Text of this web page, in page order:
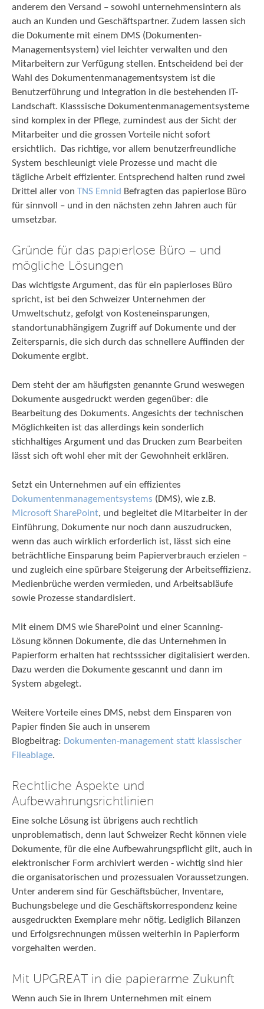
anderem den Versand – sowohl unternehmensintern als
auch an Kunden und Geschäftspartner. Zudem lassen sich
die Dokumente mit einem DMS (Dokumenten-
Managementsystem) viel leichter verwalten und den
Mitarbeitern zur Verfügung stellen. Entscheidend bei der
Wahl des Dokumentenmanagementsystem ist die
Benutzerführung und Integration in die bestehenden IT-
Landschaft. Klasssische Dokumentenmanagementsysteme
sind komplex in der Pflege, zumindest aus der Sicht der
Mitarbeiter und die grossen Vorteile nicht sofort
ersichtlich. Das richtige, vor allem benutzerfreundliche
System beschleunigt viele Prozesse und macht die
tägliche Arbeit effizienter. Entsprechend halten rund zwei
Drittel aller von TNS Emnid Befragten das papierlose Büro
für sinnvoll – und in den nächsten zehn Jahren auch für
umsetzbar.
Gründe für das papierlose Büro – und
mögliche Lösungen
Das wichtigste Argument, das für ein papierloses Büro
spricht, ist bei den Schweizer Unternehmen der
Umweltschutz, gefolgt von Kosteneinsparungen,
standortunabhängigem Zugriff auf Dokumente und der
Zeitersparnis, die sich durch das schnellere Auffinden der
Dokumente ergibt.
Dem steht der am häufigsten genannte Grund weswegen
Dokumente ausgedruckt werden gegenüber: die
Bearbeitung des Dokuments. Angesichts der technischen
Möglichkeiten ist das allerdings kein sonderlich
stichhaltiges Argument und das Drucken zum Bearbeiten
lässt sich oft wohl eher mit der Gewohnheit erklären.
Setzt ein Unternehmen auf ein effizientes
Dokumentenmanagementsystems (DMS), wie z.B.
Microsoft SharePoint, und begleitet die Mitarbeiter in der
Einführung, Dokumente nur noch dann auszudrucken,
wenn das auch wirklich erforderlich ist, lässt sich eine
beträchtliche Einsparung beim Papierverbrauch erzielen –
und zugleich eine spürbare Steigerung der Arbeitseffizienz.
Medienbrüche werden vermieden, und Arbeitsabläufe
sowie Prozesse standardisiert.
Mit einem DMS wie SharePoint und einer Scanning-
Lösung können Dokumente, die das Unternehmen in
Papierform erhalten hat rechtsssicher digitalisiert werden.
Dazu werden die Dokumente gescannt und dann im
System abgelegt.
Weitere Vorteile eines DMS, nebst dem Einsparen von
Papier finden Sie auch in unserem
Blogbeitrag: Dokumenten-management statt klassischer
Fileablage.
Rechtliche Aspekte und
Aufbewahrungsrichtlinien
Eine solche Lösung ist übrigens auch rechtlich
unproblematisch, denn laut Schweizer Recht können viele
Dokumente, für die eine Aufbewahrungspflicht gilt, auch in
elektronischer Form archiviert werden - wichtig sind hier
die organisatorischen und prozessualen Voraussetzungen.
Unter anderem sind für Geschäftsbücher, Inventare,
Buchungsbelege und die Geschäftskorrespondenz keine
ausgedruckten Exemplare mehr nötig. Lediglich Bilanzen
und Erfolgsrechnungen müssen weiterhin in Papierform
vorgehalten werden.
Mit UPGREAT in die papierarme Zukunft
Wenn auch Sie in Ihrem Unternehmen mit einem